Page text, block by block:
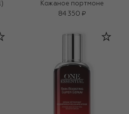
Кожаное портмоне
84 350 ₽